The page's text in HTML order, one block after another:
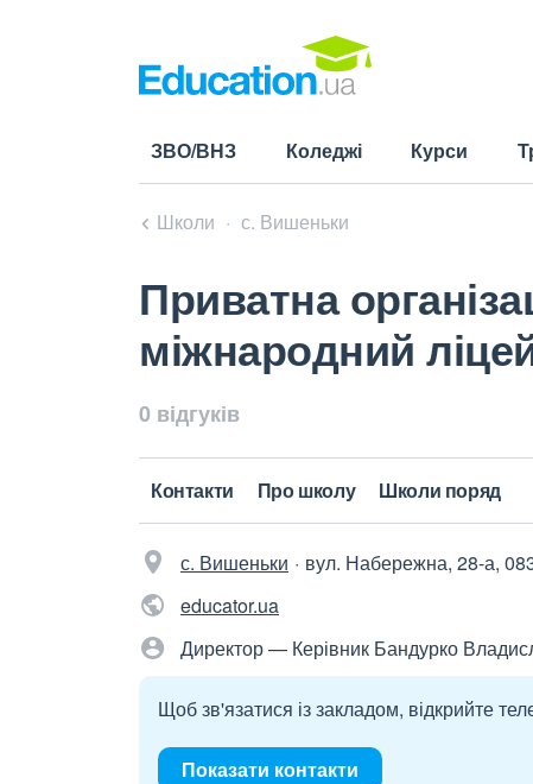
ЗВО/ВНЗ Коледжі Курси
Школи с. Вишеньки
Приватна
міжнародний
0 відгуків
Контакти Про школу Школи поряд
с. Вишеньки вул. Набережна, 28-а,
educator.ua
Директор — Керівник Бандурко
Щоб зв'язатися із закладом, відкрийте
Показати контакти